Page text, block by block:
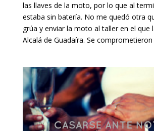
las llaves de la moto, por lo que al
estaba sin batería. No me quedó otra
grúa y enviar la moto al taller en el que
Alcalá de Guadaíra. Se